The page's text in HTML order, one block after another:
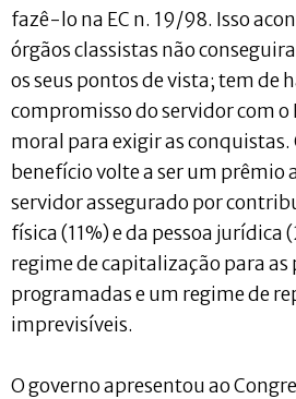
fazê-lo na EC n. 19/98. Isso
órgãos classistas não
os seus pontos de vista; tem de
compromisso do servidor com o
moral para exigir as conquistas.
benefício volte a ser um prêmio
servidor assegurado por
física (11%) e da pessoa jurídica
regime de capitalização para as
programadas e um regime de
imprevisíveis.
O governo apresentou ao